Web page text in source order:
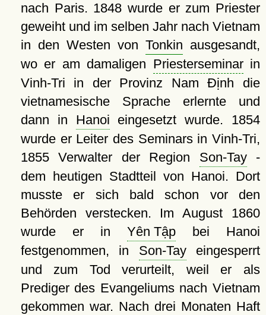
nach Paris. 1848 wurde er zum Priester
geweiht und im selben Jahr nach Vietnam
in den Westen von Tonkin ausgesandt,
wo er am damaligen Priesterseminarin
Vinh-Tri in der Provinz Nam Định die
vietnamesische Sprache erlernte und
dann in Hanoi eingesetzt wurde. 1854
wurde er Leiter des Seminars in Vinh-Tri,
1855 Verwalter der Region Son-Tay-
dem heutigen Stadtteil von Hanoi. Dort
musste er sich bald schon vor den
Behörden verstecken. Im August 1860
wurde er in Yên Tậpbei Hanoi
festgenommen, in Son-Tayeingesperrt
und zum Tod verurteilt, weil er als
Prediger des Evangeliums nach Vietnam
gekommen war. Nach drei Monaten Haft